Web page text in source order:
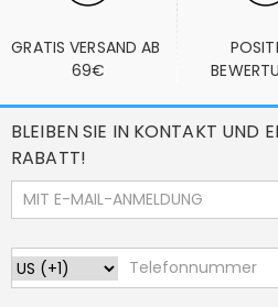
GRATIS VERSAND AB
69€
BLEIBEN SIE IN KONTAKT UND
RABATT!